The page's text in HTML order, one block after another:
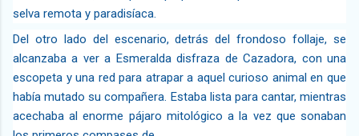
selva remota y paradisíaca.
Del otro lado del escenario, detrás del frondoso follaje, se
alcanzaba a ver a Esmeralda disfraza de Cazadora, con una
escopeta y una red para atrapar a aquel curioso animal en que
había mutado su compañera. Estaba lista para cantar, mientras
acechaba al enorme pájaro mitológico a la vez que sonaban